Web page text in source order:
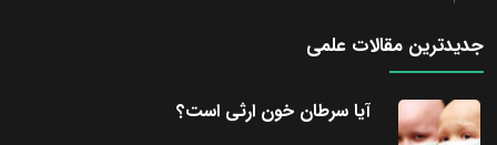
جدیدترین مقالات علمی
آیا سرطان خون ارثی است؟